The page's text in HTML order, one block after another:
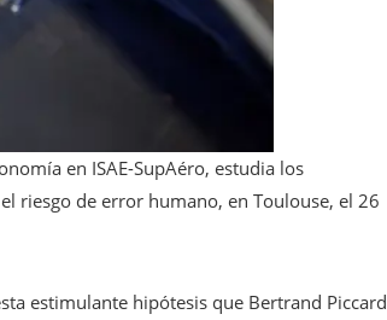
en ISAE-SupAéro, estudia los
riesgo de error humano, en Toulouse, el 26
estimulante hipótesis que Bertrand Piccard